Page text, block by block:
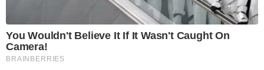
You Wouldn't Believe It If It Wasn't Caught On
Camera!
BRAINBERRIES